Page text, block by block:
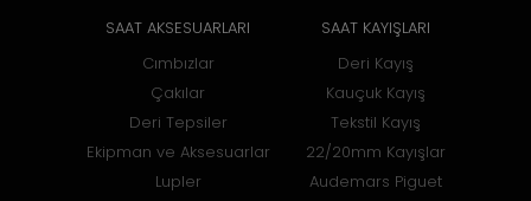
SAAT AKSESUARLARI
Cımbızlar
Çakılar
Deri Tepsiler
Ekipman ve Aksesuarlar
Lupler
SAAT KAYIŞLARI
Deri Kayış
Kauçuk Kayış
Tekstil Kayış
22/20mm Kayışlar
Audemars Piguet